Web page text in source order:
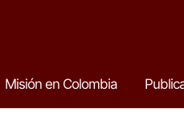
Misión en Colombia